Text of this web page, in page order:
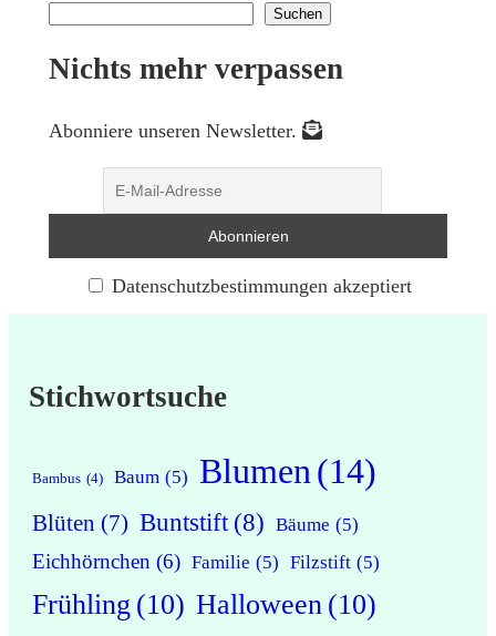
Suchen
Nichts mehr verpassen
Abonniere unseren Newsletter.
Datenschutzbestimmungen akzeptiert
Stichwortsuche
Bambus (4) Baum (5) Blumen (14)
Blüten (7) Buntstift (8) Bäume (5)
Eichhörnchen (6) Familie (5) Filzstift (5)
Frühling (10) Halloween (10)